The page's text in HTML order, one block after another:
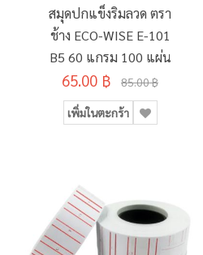
สมุดปกแข็งริมลวด ตรา
ช้าง ECO-WISE E-101
B5 60 แกรม 100 แผ่น
65.00 ฿ 85.00 ฿
เพิ่มในตะกร้า